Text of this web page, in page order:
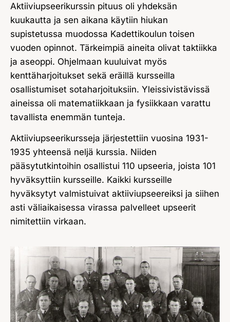
Aktiiviupseerikurssin pituus oli yhdeksän
kuukautta ja sen aikana käytiin hiukan
supistetussa muodossa Kadettikoulun toisen
vuoden opinnot. Tärkeimpiä aineita olivat taktiikka
ja aseoppi. Ohjelmaan kuuluivat myös
kenttäharjoitukset sekä eräillä kursseilla
osallistumiset sotaharjoituksiin. Yleissivistävissä
aineissa oli matematiikkaan ja fysiikkaan varattu
tavallista enemmän tunteja.
Aktiiviupseerikursseja järjestettiin vuosina 1931-
1935 yhteensä neljä kurssia. Niiden
pääsytutkintoihin osallistui 110 upseeria, joista 101
hyväksyttiin kursseille. Kaikki kursseille
hyväksytyt valmistuivat aktiiviupseereiksi ja siihen
asti väliaikaisessa virassa palvelleet upseerit
nimitettiin virkaan.